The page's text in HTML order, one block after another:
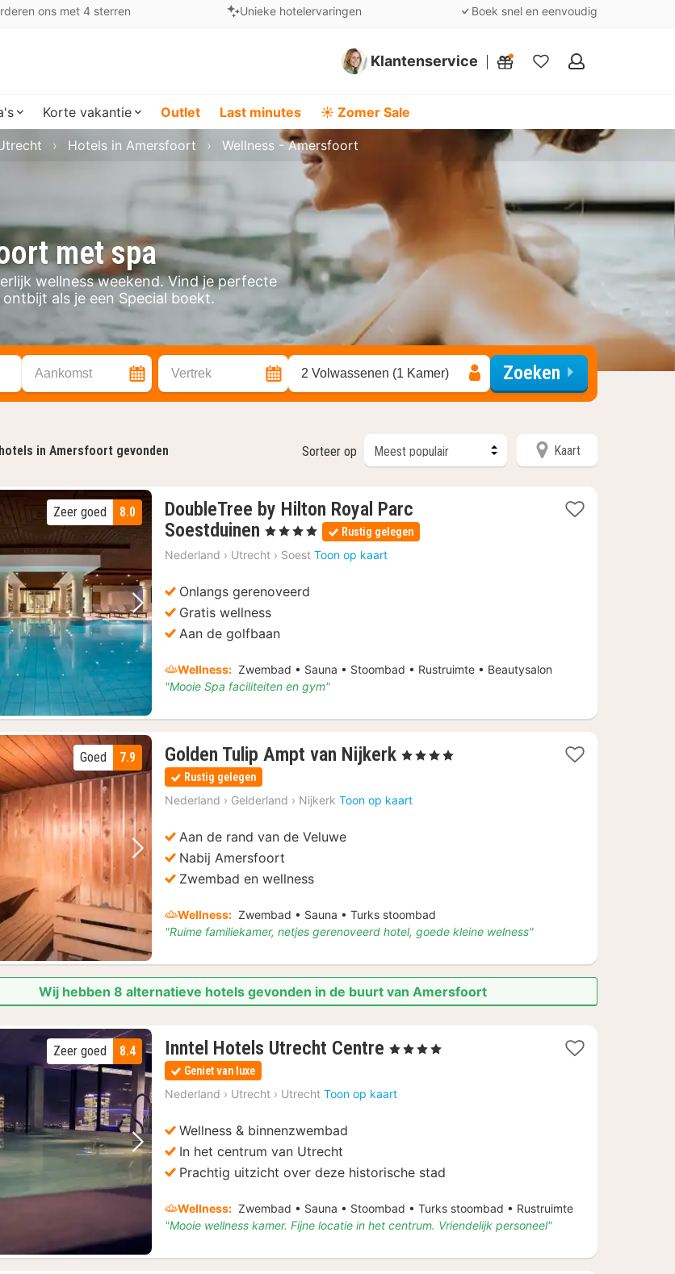
ons met 4 sterren Unieke hotelervaringen Boek snel en eenvoudig
Klantenservice
Mijn
Korte vakantie Outlet Last minutes ☀️ Zomer Sale
met spa
wellness weekend. Vind je perfecte
als je een Special boekt.
Hotels in Amersfoort Wellness - Amersfoort
Aankomst Vertrek 2 Volwassenen (1 Kamer) Zoeken
in Amersfoort gevonden Sorteer op Kaart
foto Volgende foto
8.0
Zeer goed
DoubleTree by Hilton Royal Parc
Soestduinen 1
nacht
vanaf
€
144
, 4 Sterren Rustig gelegen
Nederland › Utrecht › Soest Toon op kaart
Onlangs gerenoveerd
Gratis wellness
Aan de golfbaan
Wellness: Zwembad • Sauna • Stoombad • Rustruimte • Beautysalon
"Mooie Spa faciliteiten en gym"
Volgende foto
7.9
Goed Golden Tulip Ampt van Nijkerk 1
vanaf
€
, 4 Sterren
Rustig gelegen
Nederland › Gelderland › Nijkerk Toon op kaart
Aan de rand van de Veluwe
Nabij Amersfoort
Zwembad en wellness
Wellness: Zwembad • Sauna • Turks stoombad
"Ruime familiekamer, netjes gerenoveerd hotel, goede kleine welness"
Wij hebben 8 alternatieve hotels gevonden in de buurt van Amersfoort
foto Volgende foto
8.4
Zeer goed Inntel Hotels Utrecht Centre 1
vanaf
€
, 4 Sterren
Geniet van luxe
Nederland › Utrecht › Utrecht Toon op kaart
Wellness & binnenzwembad
In het centrum van Utrecht
Prachtig uitzicht over deze historische stad
Wellness: Zwembad • Sauna • Stoombad • Turks stoombad • Rustruimte
"Mooie wellness kamer. Fijne locatie in het centrum. Vriendelijk personeel"